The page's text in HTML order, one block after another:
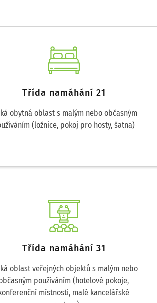
Třída namáhání 21
obytná oblast s malým nebo občasným
(ložnice, pokoj pro hosty, šatna)
Třída namáhání 31
oblast veřejných objektů s malým nebo
používáním (hotelové pokoje,
konferenční místnosti, malé kancelářské